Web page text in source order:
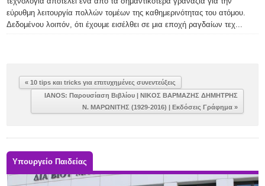
εύρυθμη λειτουργία πολλών τομέων της καθημερινότητας του ατόμου.
Δεδομένου λοιπόν, ότι έχουμε εισέλθει σε μια εποχή ραγδαίων τεχ...
« 10 tips και tricks για επιτυχημένες συνεντεύξεις
ΙANOS: Παρουσίαση Βιβλίου | ΝΙΚΟΣ ΒΑΡΜΑΖΗΣ ΔΗΜΗΤΡΗΣ
Ν. ΜΑΡΩΝΙΤΗΣ (1929-2016) | Εκδόσεις Γράφημα »
Υπουργείο Παιδείας